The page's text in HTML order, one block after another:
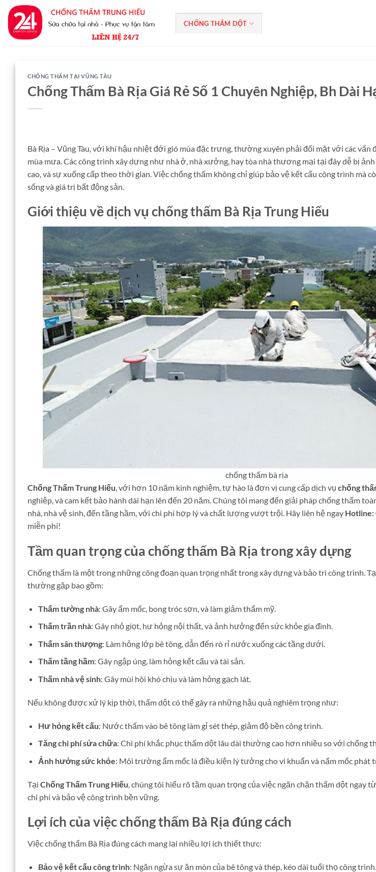
qua
nội
CHỐNG THẤM DỘT
CHỐNG THẤM TẠI VŨNG TÀU
Chống Thấm Bà Rịa Giá Rẻ Số 1 Chuyên Nghiệp, Bh Dài
Bà Rịa – Vũng Tàu, với khí hậu nhiệt đới gió mùa đặc trưng, thường xuyên phải đối mặt với các vấn
mùa mưa. Các công trình xây dựng như nhà ở, nhà xưởng, hay tòa nhà thương mại tại đây dễ bị
cao, và sự xuống cấp theo thời gian. Việc chống thấm không chỉ giúp bảo vệ kết cấu công trình mà
sống và giá trị bất động sản.
Giới thiệu về dịch vụ chống thấm Bà Rịa Trung Hiếu
chống thấm bà rịa
Chống Thấm Trung Hiếu, với hơn 10 năm kinh nghiệm, tự hào là đơn vị cung cấp dịch vụ chống
nghiệp, và cam kết bảo hành dài hạn lên đến 20 năm. Chúng tôi mang đến giải pháp chống thấm
nhà, nhà vệ sinh, đến tầng hầm, với chi phí hợp lý và chất lượng vượt trội. Hãy liên hệ ngay Hotline:
miễn phí!
Tầm quan trọng của chống thấm Bà Rịa trong xây dựng
Chống thấm là một trong những công đoạn quan trọng nhất trong xây dựng và bảo trì công trình.
thường gặp bao gồm:
Thấm tường nhà: Gây ẩm mốc, bong tróc sơn, và làm giảm thẩm mỹ.
Thấm trần nhà: Gây nhỏ giọt, hư hỏng nội thất, và ảnh hưởng đến sức khỏe gia đình.
Thấm sân thượng: Làm hỏng lớp bê tông, dẫn đến rò rỉ nước xuống các tầng dưới.
Thấm tầng hầm: Gây ngập úng, làm hỏng kết cấu và tài sản.
Thấm nhà vệ sinh: Gây mùi hôi khó chịu và làm hỏng gạch lát.
Nếu không được xử lý kịp thời, thấm dột có thể gây ra những hậu quả nghiêm trọng như:
Hư hỏng kết cấu: Nước thấm vào bê tông làm gỉ sét thép, giảm độ bền công trình.
Tăng chi phí sửa chữa: Chi phí khắc phục thấm dột lâu dài thường cao hơn nhiều so với chống
Ảnh hưởng sức khỏe: Môi trường ẩm mốc là điều kiện lý tưởng cho vi khuẩn và nấm mốc phát
Tại Chống Thấm Trung Hiếu , chúng tôi hiểu rõ tầm quan trọng của việc ngăn chặn thấm dột ngay
chi phí và bảo vệ công trình bền vững.
Lợi ích của việc chống thấm Bà Rịa đúng cách
Việc chống thấm Bà Rịa đúng cách mang lại nhiều lợi ích thiết thực:
Bảo vệ kết cấu công trình: Ngăn ngừa sự ăn mòn của bê tông và thép, kéo dài tuổi thọ công trình.